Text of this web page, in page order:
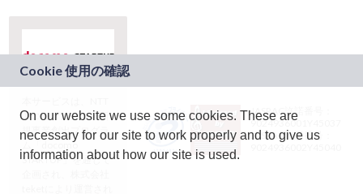
ドコモグループの新
規事業創出プログラ
ム「docomo
STARTUP」を通じて
JASRAC許諾番号：
9024936001Y45037
JASRAC許諾番号：
On our website we use some cookies. These are
necessary for our site to work properly and to give us
information about how our site is used.